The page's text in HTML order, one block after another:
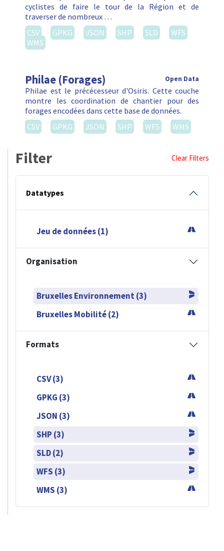
cyclistes de faire le tour de la Région et de
traverser de nombreux …
CSV
GPKG JSON SHP SLD
WFS
WMS
Philae (Forages) Open Data
Philae est le précécesseur d'Osiris. Cette couche
montre les coordination de chantier pour des
forages encodées dans cette base de données.
CSV
GPKG JSON SHP WFS WMS
Filter Clear Filters
Datatypes
Jeu de données (1)
Organisation
Bruxelles Environnement (3)
Bruxelles Mobilité (2)
Formats
CSV (3)
GPKG (3)
JSON (3)
SHP (3)
SLD (2)
WFS (3)
WMS (3)